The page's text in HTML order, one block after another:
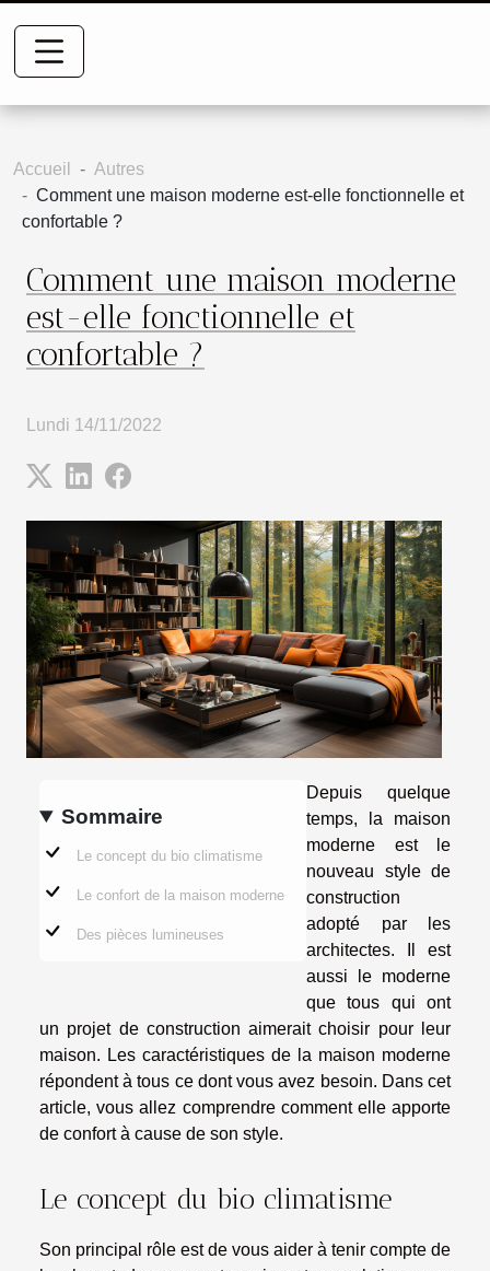
Accueil
Autres
Comment une maison moderne est-elle fonctionnelle et
confortable ?
Comment une maison moderne
est-elle fonctionnelle et
confortable ?
Lundi 14/11/2022
Sommaire
Le concept du bio climatisme
Le confort de la maison moderne
Des pièces lumineuses
Depuis quelque
temps, la maison
moderne est le
nouveau style de
construction
adopté par les
architectes. Il est
aussi le moderne
que tous qui ont
un projet de construction aimerait choisir pour leur
maison. Les caractéristiques de la maison moderne
répondent à tous ce dont vous avez besoin. Dans cet
article, vous allez comprendre comment elle apporte
de confort à cause de son style.
Le concept du bio climatisme
Son principal rôle est de vous aider à tenir compte de